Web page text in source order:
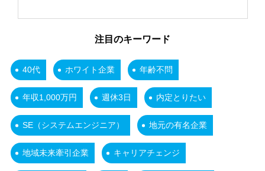
注目のキーワード
40代 ホワイト企業 年齢不問
年収1,000万円 週休3日 内定とりたい
SE（システムエンジニア） 地元の有名企業
地域未来牽引企業 キャリアチェンジ